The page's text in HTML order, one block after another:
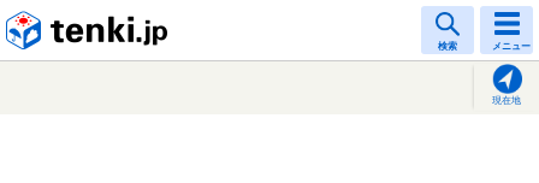
検索 メニュー
現在地